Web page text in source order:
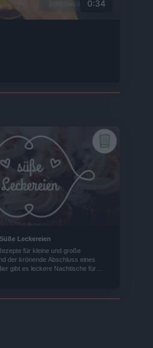
0:34
Leckereien
für kleine und große
der krönende Abschluss eines
gibt es leckere Nachtische für